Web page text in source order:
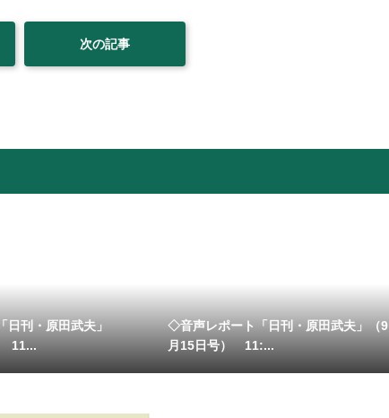
次の記事
刊・原田武夫」
11...
◇音声レポート「日刊・原田武夫」（9
月15日号） 11:...